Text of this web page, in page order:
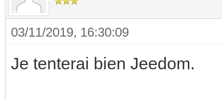
03/11/2019, 16:30:09
Je tenterai bien Jeedom.